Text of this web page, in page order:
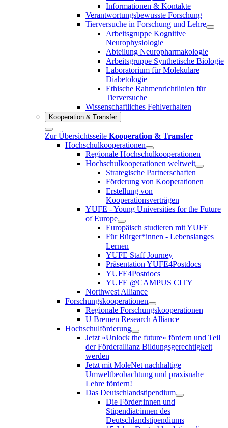
Informationen & Kontakte
Verantwortungsbewusste Forschung
Tierversuche in Forschung und Lehre
Arbeitsgruppe Kognitive
Neurophysiologie
Abteilung Neuropharmakologie
Arbeitsgruppe Synthetische Biologie
Laboratorium für Molekulare
Diabetologie
Ethische Rahmenrichtlinien für
Tierversuche
Wissenschaftliches Fehlverhalten
Kooperation & Transfer
Zur Übersichtsseite Kooperation & Transfer
Hochschulkooperationen
Regionale Hochschulkooperationen
Hochschulkooperationen weltweit
Strategische Partnerschaften
Förderung von Kooperationen
Erstellung von
Kooperationsverträgen
YUFE - Young Universities for the Future
of Europe
Europäisch studieren mit YUFE
Für Bürger*innen - Lebenslanges
Lernen
YUFE Staff Journey
Präsentation YUFE4Postdocs
YUFE4Postdocs
YUFE @CAMPUS CITY
Northwest Alliance
Forschungskooperationen
Regionale Forschungskooperationen
U Bremen Research Alliance
Hochschulförderung
Jetzt »Unlock the future« fördern und Teil
der Förderallianz Bildungsgerechtigkeit
werden
Jetzt mit MoleNet nachhaltige
Umweltbeobachtung und praxisnahe
Lehre fördern!
Das Deutschlandstipendium
Die Förder:innen und
Stipendiat:innen des
Deutschlandstipendiums